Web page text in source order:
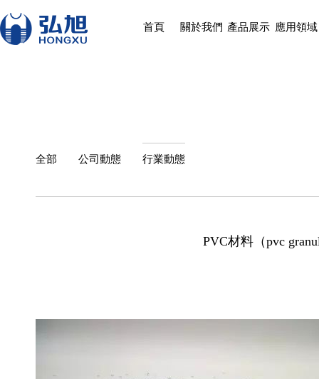
首頁 關於我們 產品展示 應用領域
全部 公司動態 行業動態
PVC材料（pvc